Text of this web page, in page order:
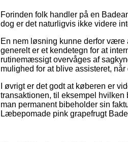
Forinden folk handler på en
dog er det naturligvis ikke videre
En nem løsning kunne derfor være
generelt er et kendetegn for at
rutinemæssigt overvåges af
mulighed for at blive assisteret,
I øvrigt er det godt at køberen er
transaktionen, til eksempel hvilken
man permanent bibeholder sin
Læbepomade pink grapefrugt